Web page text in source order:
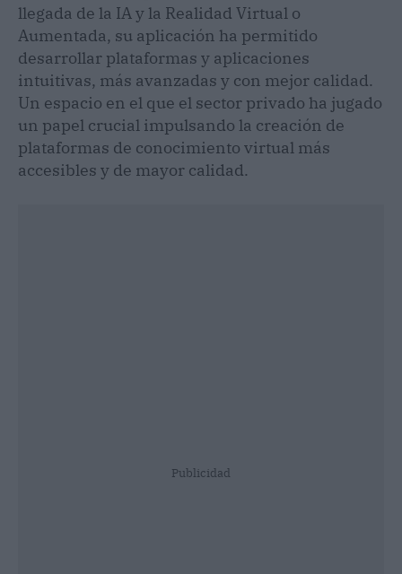
llegada de la IA y la Realidad Virtual o
Aumentada, su aplicación ha permitido
desarrollar plataformas y aplicaciones
intuitivas, más avanzadas y con mejor calidad.
Un espacio en el que el sector privado ha jugado
un papel crucial impulsando la creación de
plataformas de conocimiento virtual más
accesibles y de mayor calidad.
Publicidad